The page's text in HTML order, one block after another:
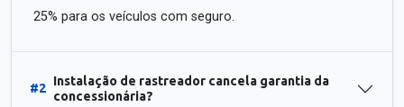
25% para os veículos com seguro.
#2
Instalação de rastreador cancela garantia da
concessionária?